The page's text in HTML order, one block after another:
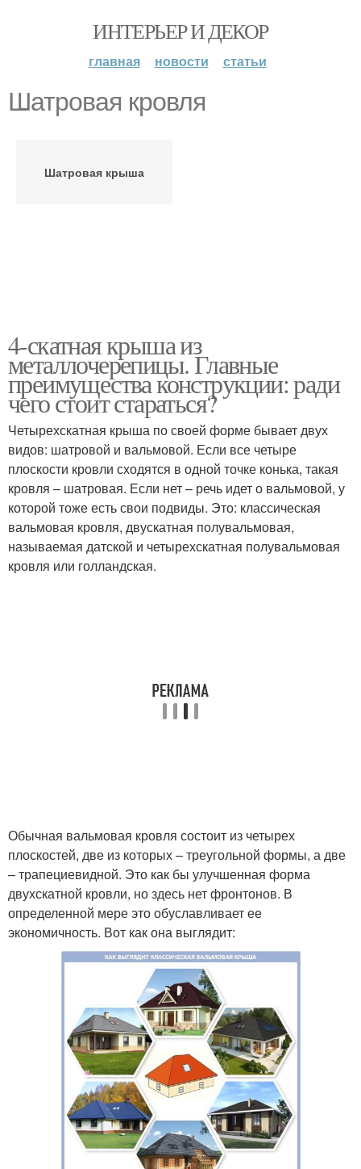
ИНТЕРЬЕР И ДЕКОР
главная новости статьи
Шатровая кровля
Шатровая крыша
4-скатная крыша из
металлочерепицы. Главные
преимущества конструкции: ради
чего стоит стараться?
Четырехскатная крыша по своей форме бывает двух
видов: шатровой и вальмовой. Если все четыре
плоскости кровли сходятся в одной точке конька, такая
кровля – шатровая. Если нет – речь идет о вальмовой, у
которой тоже есть свои подвиды. Это: классическая
вальмовая кровля, двускатная полувальмовая,
называемая датской и четырехскатная полувальмовая
кровля или голландская.
Обычная вальмовая кровля состоит из четырех
плоскостей, две из которых – треугольной формы, а две
– трапециевидной. Это как бы улучшенная форма
двухскатной кровли, но здесь нет фронтонов. В
определенной мере это обуславливает ее
экономичность. Вот как она выглядит: